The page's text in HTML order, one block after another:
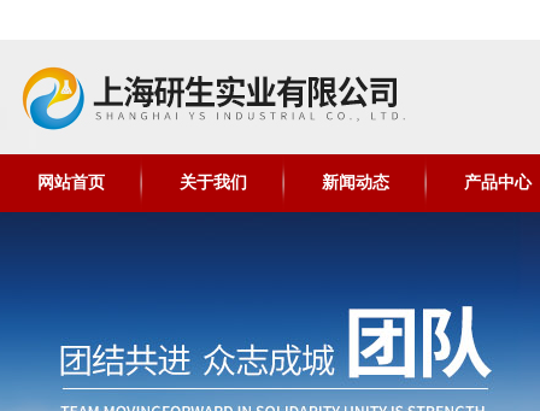
网站首页 关于我们 新闻动态 产品中心